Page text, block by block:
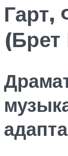
Гарт,
(Брет